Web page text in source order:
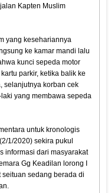
Kapten Muslim
yang kesehariannya
ke kamar mandi lalu
kunci sepeda motor
parkir, ketika balik ke
selanjutnya korban cek
yang membawa sepeda
untuk kronologis
1/2020) sekira pukul
informasi dari masyarakat
Gg Keadilan lorong I
sedang berada di